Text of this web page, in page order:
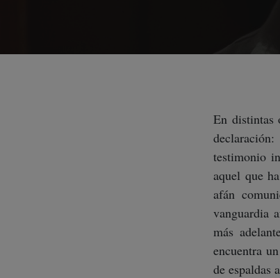
En distintas
testimonio
aquel que
afán
vanguardia
más
encuentra
de espaldas